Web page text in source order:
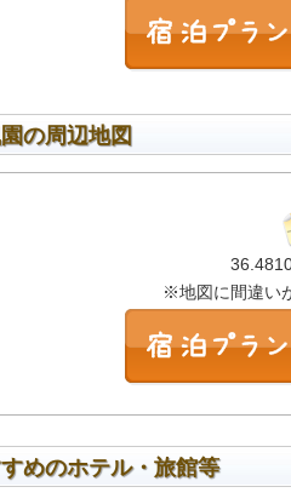
の周辺地図
※地図に間違い
めのホテル・旅館等